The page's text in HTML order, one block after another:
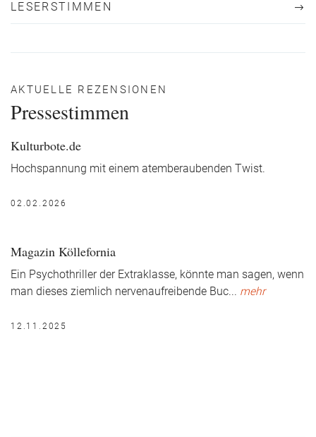
LESERSTIMMEN
AKTUELLE REZENSIONEN
Pressestimmen
Kulturbote.de
Hochspannung mit einem atemberaubenden Twist.
02.02.2026
Magazin Köllefornia
Ein Psychothriller der Extraklasse, könnte man sagen, wenn
man dieses ziemlich nervenaufreibende Buc... mehr
12.11.2025